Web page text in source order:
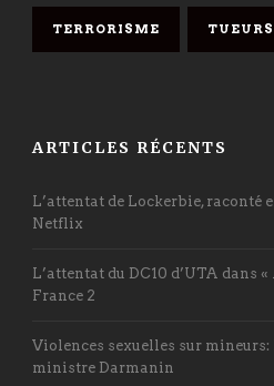
TERRORISME
ARTICLES RÉCENTS
L’attentat de Lockerbie, raconté
Netflix
L’attentat du DC10 d’UTA dans
France 2
Violences sexuelles sur mineurs:
ministre Darmanin